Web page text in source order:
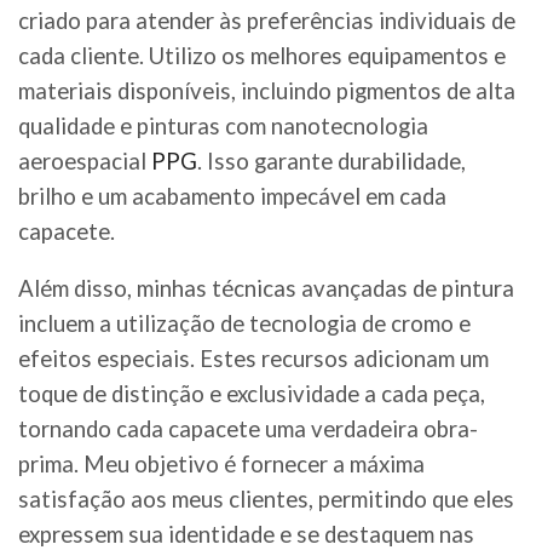
criado para atender às preferências individuais de
cada cliente. Utilizo os melhores equipamentos e
materiais disponíveis, incluindo pigmentos de alta
qualidade e pinturas com nanotecnologia
aeroespacial PPG. Isso garante durabilidade,
brilho e um acabamento impecável em cada
capacete.
Além disso, minhas técnicas avançadas de pintura
incluem a utilização de tecnologia de cromo e
efeitos especiais. Estes recursos adicionam um
toque de distinção e exclusividade a cada peça,
tornando cada capacete uma verdadeira obra-
prima. Meu objetivo é fornecer a máxima
satisfação aos meus clientes, permitindo que eles
expressem sua identidade e se destaquem nas